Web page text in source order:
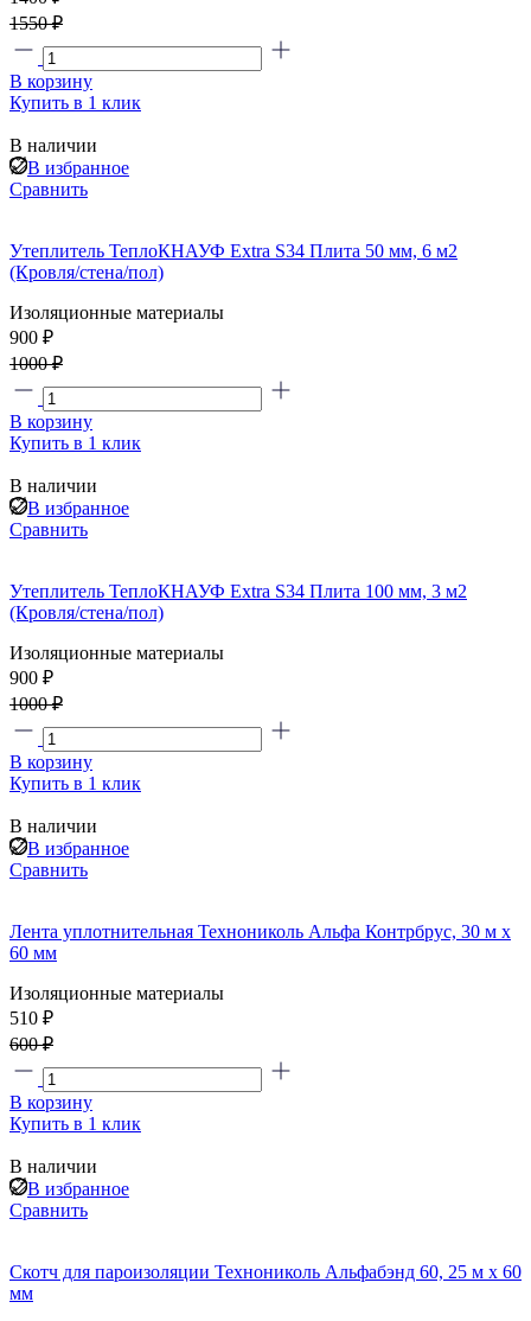
1550 ₽
В корзину
Купить в 1 клик
В наличии
В избранное
Сравнить
Утеплитель ТеплоКНАУФ Extra S34 Плита 50 мм, 6 м2
(Кровля/стена/пол)
Изоляционные материалы
900 ₽
1000 ₽
В корзину
Купить в 1 клик
В наличии
В избранное
Сравнить
Утеплитель ТеплоКНАУФ Extra S34 Плита 100 мм, 3 м2
(Кровля/стена/пол)
Изоляционные материалы
900 ₽
1000 ₽
В корзину
Купить в 1 клик
В наличии
В избранное
Сравнить
Лента уплотнительная Технониколь Альфа Контрбрус, 30 м х
60 мм
Изоляционные материалы
510 ₽
600 ₽
В корзину
Купить в 1 клик
В наличии
В избранное
Сравнить
Скотч для пароизоляции Технониколь Альфабэнд 60, 25 м х 60
мм